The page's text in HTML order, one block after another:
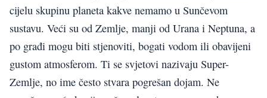
cijelu skupinu planeta kakve nemamo u Sunčevom
sustavu. Veći su od Zemlje, manji od Urana i Neptuna, a
po građi mogu biti stjenoviti, bogati vodom ili obavijeni
gustom atmosferom. Ti se svjetovi nazivaju Super-
Zemlje, no ime često stvara pogrešan dojam. Ne